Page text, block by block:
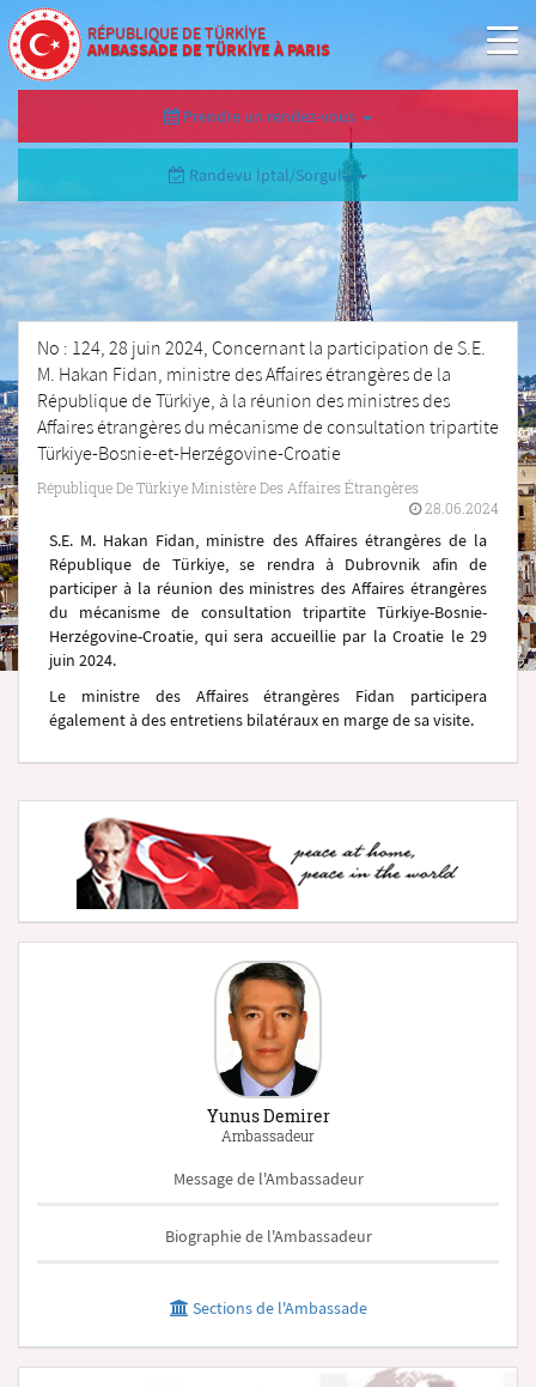
RÉPUBLIQUE DE TÜRKİYE
AMBASSADE DE TÜRKİYE À PARIS
Prendre un rendez-vous
Randevu İptal/Sorgula
No : 124, 28 juin 2024, Concernant la participation de S.E.
M. Hakan Fidan, ministre des Affaires étrangères de la
République de Türkiye, à la réunion des ministres des
Affaires étrangères du mécanisme de consultation tripartite
Türkiye-Bosnie-et-Herzégovine-Croatie
République De Türkiye Ministère Des Affaires Étrangères
28.06.2024
S.E. M. Hakan Fidan, ministre des Affaires étrangères de la
République de Türkiye, se rendra à Dubrovnik afin de
participer à la réunion des ministres des Affaires étrangères
du mécanisme de consultation tripartite Türkiye-Bosnie-
Herzégovine-Croatie, qui sera accueillie par la Croatie le 29
juin 2024.
Le ministre des Affaires étrangères Fidan participera
également à des entretiens bilatéraux en marge de sa visite.
Yunus Demirer
Ambassadeur
Message de l'Ambassadeur
Biographie de l'Ambassadeur
Sections de l'Ambassade